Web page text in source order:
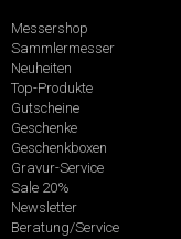
Messershop
Sammlermesser
Neuheiten
Top-Produkte
Gutscheine
Geschenke
Geschenkboxen
Gravur-Service
Sale 20%
Newsletter
Beratung/Service